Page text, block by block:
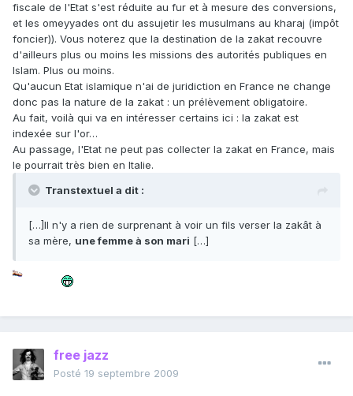
fiscale de l'Etat s'est réduite au fur et à mesure des conversions,
et les omeyyades ont du assujetir les musulmans au kharaj (impôt
foncier)). Vous noterez que la destination de la zakat recouvre
d'ailleurs plus ou moins les missions des autorités publiques en
Islam. Plus ou moins.
Qu'aucun Etat islamique n'ai de juridiction en France ne change
donc pas la nature de la zakat : un prélèvement obligatoire.
Au fait, voilà qui va en intéresser certains ici : la zakat est
indexée sur l'or…
Au passage, l'Etat ne peut pas collecter la zakat en France, mais
le pourrait très bien en Italie.
Transtextuel a dit :
[…]Il n'y a rien de surprenant à voir un fils verser la zakât à
sa mère, une femme à son mari […]
free jazz
Posté 19 septembre 2009